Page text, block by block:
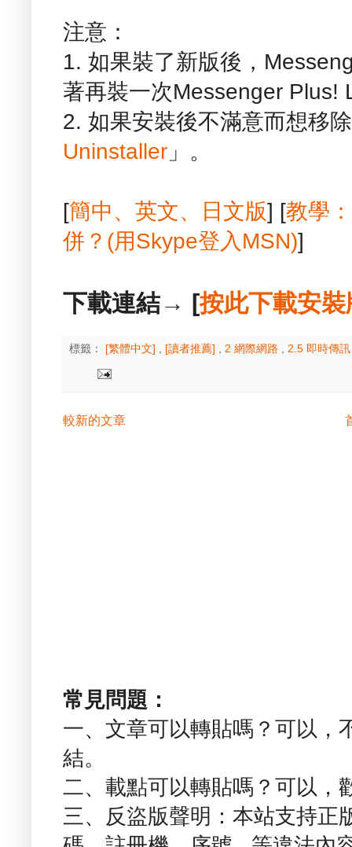
注意：
1. 如果裝了新版後，
著再裝一次Messenger Plus!
2. 如果安裝後不滿意而想移
Uninstaller 」。
[簡中、英文、日文版] [教學
併？(用Skype登入MSN)]
下載連結→ [按此下載安裝
標籤： [繁體中文] [讀者推薦] 2 網際網路 2.5 即時傳
較新的文章
常見問題：
一、文章可以轉貼嗎？可以，
結。
二、載點可以轉貼嗎？可以，
三、反盜版聲明：本站支持正